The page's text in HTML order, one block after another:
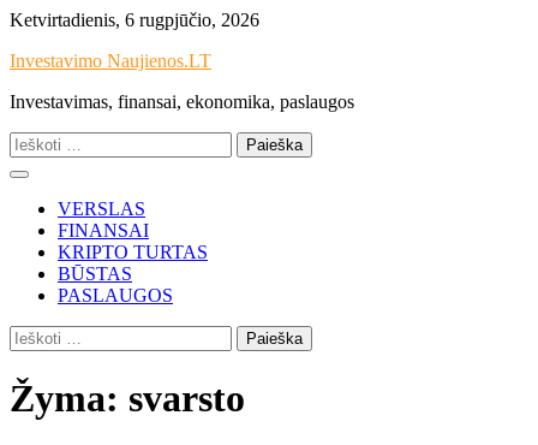
Skip
content
Ketvirtadienis, 6 rugpjūčio, 2026
Investavimo Naujienos.LT
Investavimas, finansai, ekonomika, paslaugos
Ieškoti:
VERSLAS
FINANSAI
KRIPTO TURTAS
BŪSTAS
PASLAUGOS
Ieškoti:
Žyma: svarsto